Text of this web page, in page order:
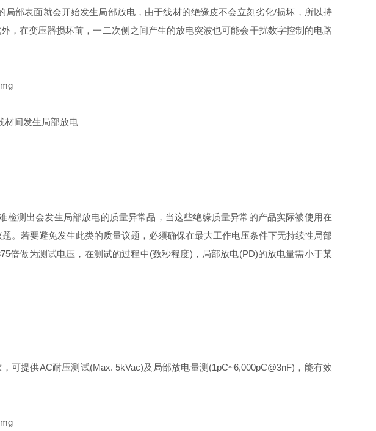
部表面就会开始发生局部放电，由于线材的绝缘皮不会立刻劣化/损坏，所以持
，在变压器损坏前，一二次侧之间产生的放电突波也可能会干扰数字控制的电路
材间发生局部放电
测出会发生局部放电的质量异常品，当这些绝缘质量异常的产品实际被使用在
。若要避免发生此类的质量议题，必须确保在最大⼯作电压条件下无持续性局部
倍做为测试电压，在测试的过程中(数秒程度)，局部放电(PD)的放电量需小于某
可提供AC耐压测试(Max. 5kVac)及局部放电量测(1pC~6,000pC@3nF)，能有效